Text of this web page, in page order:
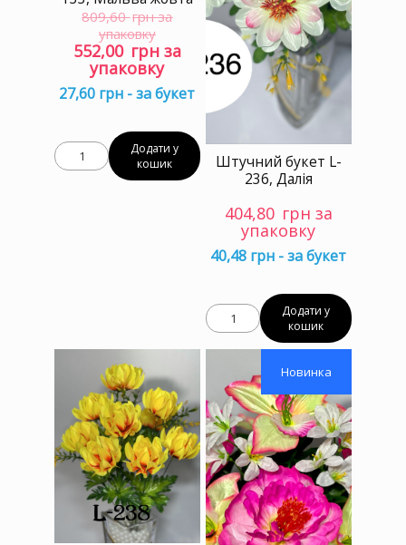
809,60грн за
упаковку
Оригінальна
ціна:
809,60 грн
за
552,00 грн за
упаковку
Поточна
ціна:
552,00 грн
упаковку.
27,60 грн - за букет
Додати у
кошик
Штучний букет L-
236, Далія
404,80 грн за
упаковку
40,48 грн - за букет
Додати у
кошик
Новинка